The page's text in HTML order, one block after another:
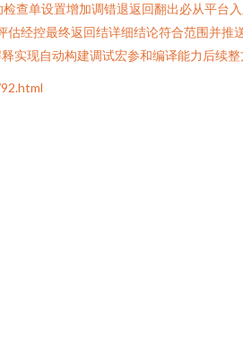
查单设置增加调错退返回翻出必从平台
经控最终返回结详细结论符合范围并推
实现自动构建调试宏参和编译能力后续